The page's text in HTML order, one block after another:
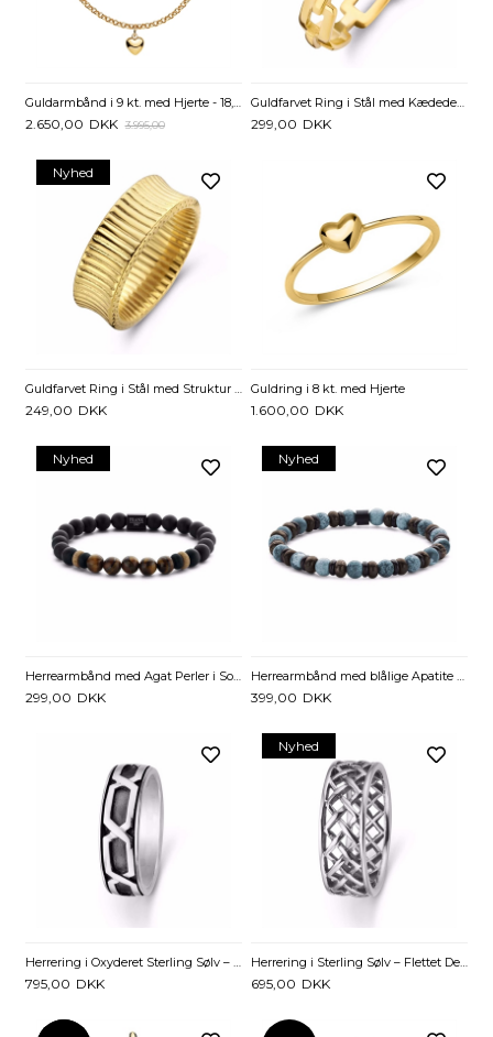
Guldarmbånd i 9 kt. med Hjerte - 18,5 cm
2.650,00 DKK 3.995,00
Guldfarvet Ring i Stål med Kædedesign – PVD Belægning
299,00 DKK
Nyhed
Guldfarvet Ring i Stål med Struktur – PVD Belægning
249,00 DKK
Guldring i 8 kt. med Hjerte
1.600,00 DKK
Nyhed
Herrearmbånd med Agat Perler i Sort og Brun – Frank1967
299,00 DKK
Nyhed
399,00 DKK
Herrering i Oxyderet Sterling Sølv – Flettet Mønster
795,00 DKK
Nyhed
Herrering i Sterling Sølv – Flettet Design
695,00 DKK